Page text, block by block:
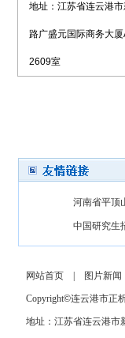
地址：江苏省连云港
路广盛元国际商务大
2609室
河南省平顶
中国研究生
网站首页| 图片新闻
Copyright©连云港市正
地址：江苏省连云港市